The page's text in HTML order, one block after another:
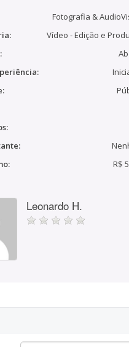
Fotografia &
Vídeo - Edição e
R$
Leonardo H.